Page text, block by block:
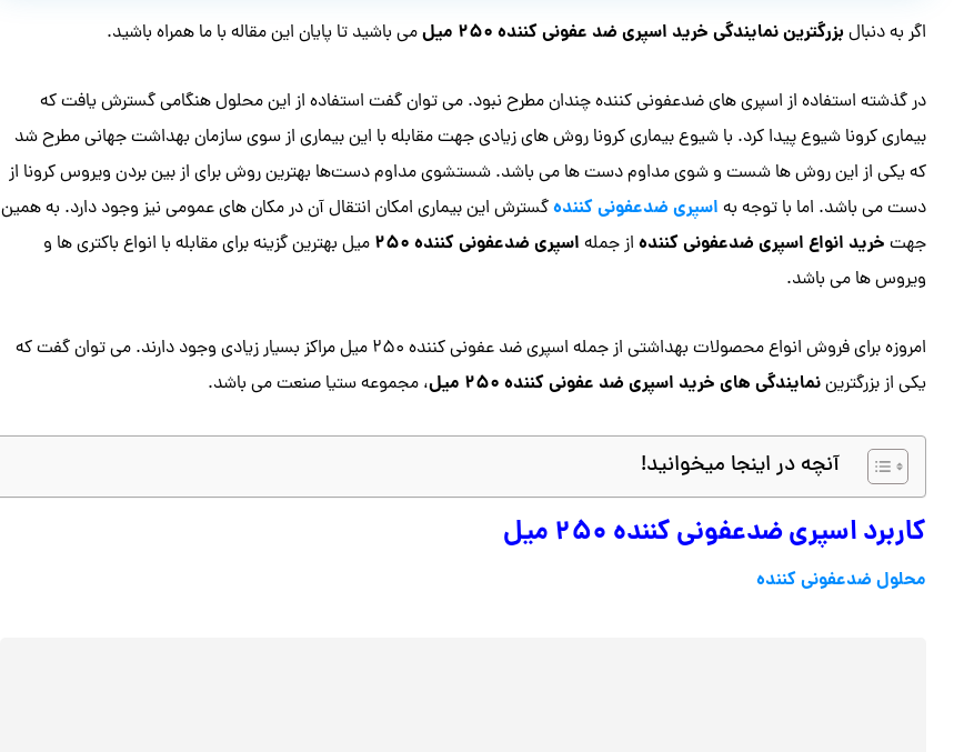
اگر به دنبالبزرگترین نمایندگی خرید اسپری ضد عفونی کننده ۲۵۰ میل می باشید تا پایان این مقاله با ما همراه باشید.
در گذشته استفاده از اسپری های ضدعفونی کننده چندان مطرح نبود. می توان گفت استفاده از این محلول هنگامی گسترش یافت که
بیماری کرونا شیوع پیدا کرد. با شیوع بیماری کرونا روش های زیادی جهت مقابله با این بیماری از سوی سازمان بهداشت جهانی مطرح شد
که یکی از این روش ها شست و شوی مداوم دست ها می باشد. شستشوی مداوم دست‌ها بهترین روش برای از بین بردن ویروس کرونا از
دست می باشد. اما با توجه به اسپری ضدعفونی کنندهگسترش این بیماری امکان انتقال آن در مکان های عمومی نیز وجود دارد. به همین
جهت خرید انواع اسپری ضدعفونی کنندهاز جمله اسپری ضدعفونی کننده ۲۵۰
میل بهترین گزینه برای مقابله با انواع باکتری ها و
ویروس ها می باشد.
امروزه برای فروش انواع محصولات بهداشتی از جمله اسپری ضد عفونی کننده ۲۵۰ میل مراکز بسیار زیادی وجود دارند. می توان گفت که
یکی از بزرگتریننمایندگی های خرید اسپری ضد عفونی کننده ۲۵۰ میل ، مجموعه ستیا صنعت می باشد.
آنچه در اینجا میخوانید!
کاربرد اسپری ضدعفونی کننده ۲۵۰ میل
محلول ضدعفونی کننده